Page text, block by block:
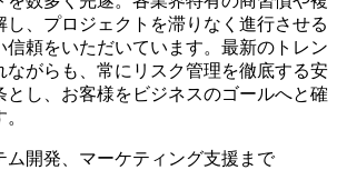
し、プロジェクトを滞りなく進行させる
信頼をいただいています。最新のトレン
ながらも、常にリスク管理を徹底する安
とし、お客様をビジネスのゴールへと確
ム開発、マーケティング支援まで